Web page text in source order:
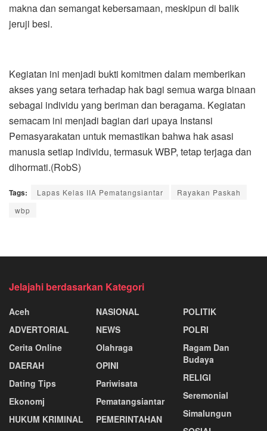
makna dan semangat kebersamaan, meskipun di balik
jeruji besi.
Kegiatan ini menjadi bukti komitmen dalam memberikan
akses yang setara terhadap hak bagi semua warga binaan
sebagai individu yang beriman dan beragama. Kegiatan
semacam ini menjadi bagian dari upaya Instansi
Pemasyarakatan untuk memastikan bahwa hak asasi
manusia setiap individu, termasuk WBP, tetap terjaga dan
dihormati.(RobS)
Tags: Lapas Kelas IIA Pematangsiantar
Rayakan Paskah
wbp
Jelajahi berdasarkan Kategori
Aceh
ADVERTORIAL
Cerita Online
DAERAH
Dating Tips
Ekonomj
HUKUM KRIMINAL
NASIONAL
NEWS
Olahraga
OPINI
Pariwisata
Pematangsiantar
PEMERINTAHAN
POLITIK
POLRI
Ragam Dan
Budaya
RELIGI
Seremonial
Simalungun